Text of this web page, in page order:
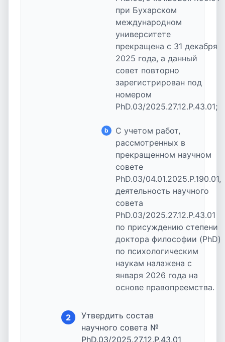
при Бухарском
международном
университете
прекращена с 31 декабря
2025 года, а данный
совет повторно
зарегистрирован под
номером
PhD.03/2025.27.12.P.43.01;
b
С учетом работ,
рассмотренных в
прекращенном научном
совете
PhD.03/04.01.2025.P.190.01,
деятельность научного
совета
PhD.03/2025.27.12.P.43.01
по присуждению степени
доктора философии (PhD)
по психологическим
наукам налажена с
января 2026 года на
основе правопреемства.
2
Утвердить состав
научного совета №
PhD.03/2025.27.12.P.43.01